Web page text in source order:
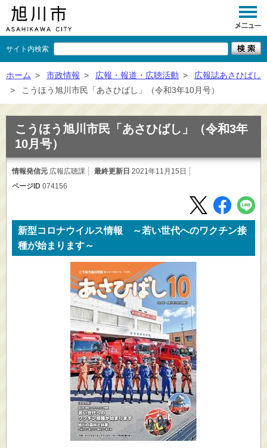
サイト内検索
くらし
観光
施設一覧
×閉じる
ホーム > 市政情報 > 広報・報道・広聴活動 >
広報誌あさひばし
>
こうほう旭川市民「あさひばし」（令和3年10月号）
こうほう旭川市民「あさひばし」（令和3年
10月号）
情報発信元 広報広聴課 最終更新日 2021年11月15日
ページID 074156
新型コロナウイルス情報 ～若い世代へのワクチン接
種が始まります～